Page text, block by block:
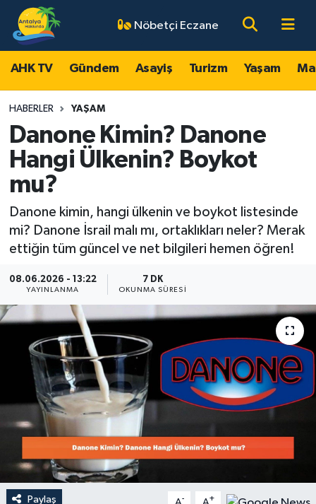
Nöbetçi Eczane
AHK TV Gündem Asayiş Turizm Yaşam
HABERLER YAŞAM
Danone Kimin? Danone
Hangi Ülkenin? Boykot
mu?
Danone kimin, hangi ülkenin ve boykot listesinde
mi? Danone İsrail malı mı, ortaklıkları neler? Merak
ettiğin tüm güncel ve net bilgileri hemen öğren!
08.06.2026 - 13:22
YAYINLANMA
7 DK
OKUNMA SÜRESI
Paylaş - +
AHK TV
Gündem
Turizm
Magazin
Spor
Dünya
Resmi Reklamlar
Antalya Nöbetçi Eczaneler
Antalya Hava Durumu
Antalya Namaz Vakitleri
Antalya Trafik Yoğunluk Haritası
Tüm Manşetler
Haber Arşivi